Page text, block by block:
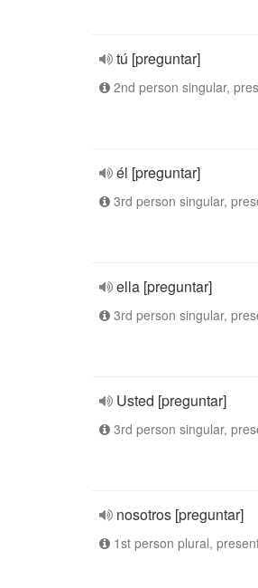
tú [preguntar]
2nd person singular,
él [preguntar]
3rd person singular,
ella [preguntar]
3rd person singular,
Usted [preguntar]
3rd person singular,
nosotros [preguntar]
1st person plural,